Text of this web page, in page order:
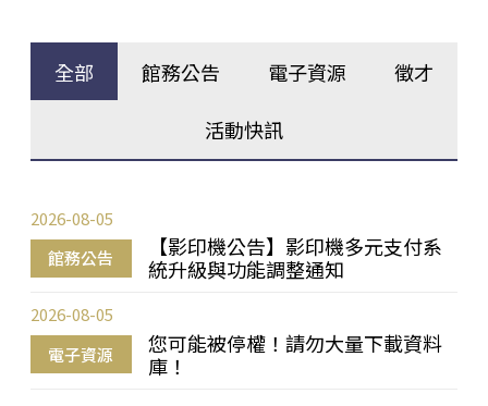
全部 館務公告 電子資源 徵才
活動快訊
館務公告
【影印機公告】影印機多元支付系
統升級與功能調整通知
2026-08-05
電子資源
您可能被停權！請勿大量下載資料
庫！
2026-08-05